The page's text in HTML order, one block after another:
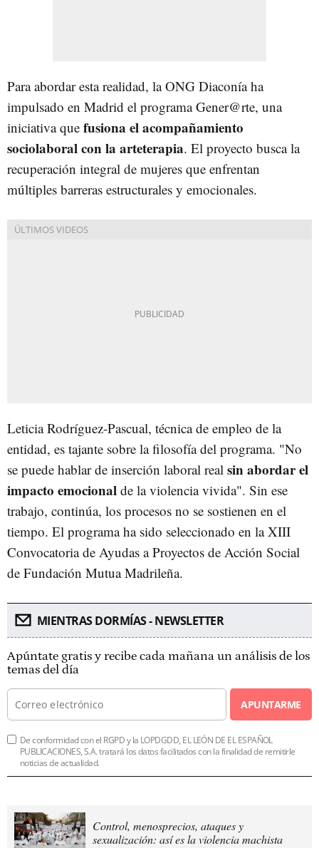
Para abordar esta realidad, la ONG Diaconía ha
impulsado en Madrid el programa Gener@rte, una
iniciativa que fusiona el acompañamiento
sociolaboral con la arteterapia. El proyecto busca la
recuperación integral de mujeres que enfrentan
múltiples barreras estructurales y emocionales.
Leticia Rodríguez-Pascual, técnica de empleo de la
entidad, es tajante sobre la filosofía del programa. "No
se puede hablar de inserción laboral real sin abordar el
impacto emocional de la violencia vivida". Sin ese
trabajo, continúa, los procesos no se sostienen en el
tiempo. El programa ha sido seleccionado en la XIII
Convocatoria de Ayudas a Proyectos de Acción Social
de Fundación Mutua Madrileña.
MIENTRAS DORMÍAS - NEWSLETTER
Apúntate gratis y recibe cada mañana un análisis de los
temas del día
APUNTARME
De conformidad con el RGPD y la LOPDGDD, EL LEÓN DE EL ESPAÑOL
PUBLICACIONES, S.A. tratará los datos facilitados con la finalidad de remitirle
noticias de actualidad.
Control, menosprecios, ataques y
sexualización: así es la violencia machista